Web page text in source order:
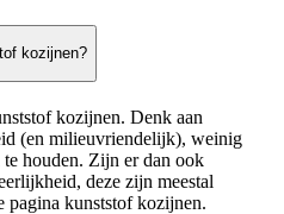
kozijnen?
kozijnen. Denk aan
(en milieuvriendelijk), weinig
houden. Zijn er dan ook
deze zijn meestal
pagina kunststof kozijnen.